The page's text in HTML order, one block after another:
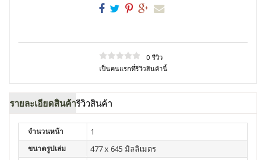
0 รีวิว
เป็นคนแรกที่รีวิวสินค้านี้
รายละเอียดสินค้ารีวิวสินค้า
จำนวนหน้า 1
ขนาดรูปเล่ม 477 x 645 มิลลิเมตร